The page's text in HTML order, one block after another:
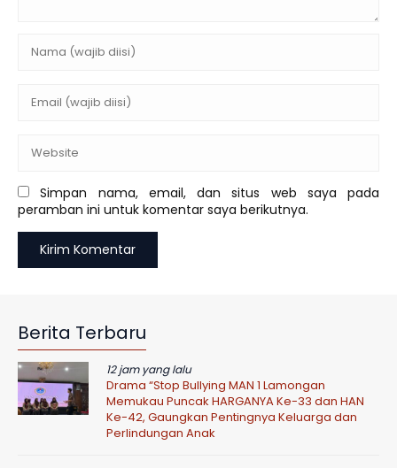
Simpan nama, email, dan situs web saya pada
peramban ini untuk komentar saya berikutnya.
Berita Terbaru
12 jam yang lalu
Drama “Stop Bullying MAN 1 Lamongan
Memukau Puncak HARGANYA Ke-33 dan HAN
Ke-42, Gaungkan Pentingnya Keluarga dan
Perlindungan Anak